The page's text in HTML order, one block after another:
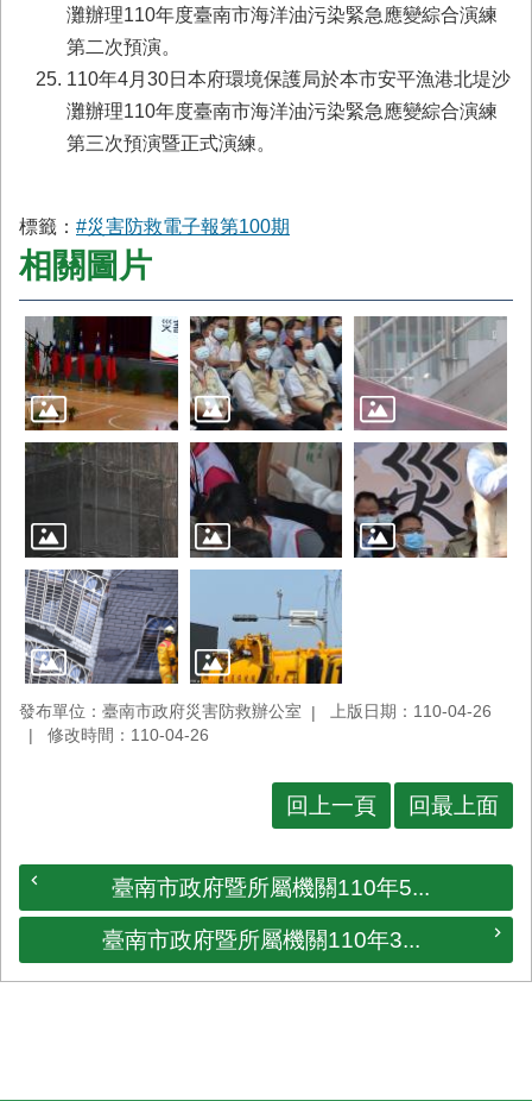
灘辦理110年度臺南市海洋油污染緊急應變綜合演練
第二次預演。
110年4月30日本府環境保護局於本市安平漁港北堤沙
灘辦理110年度臺南市海洋油污染緊急應變綜合演練
第三次預演暨正式演練。
標籤： #災害防救電子報第100期
相關圖片
發布單位：臺南市政府災害防救辦公室
上版日期：110-04-26
修改時間：110-04-26
回上一頁 回最上面
臺南市政府暨所屬機關110年5...
臺南市政府暨所屬機關110年3...